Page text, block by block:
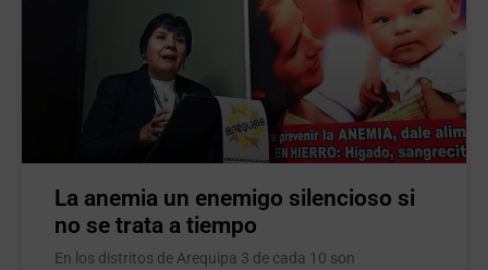
La anemia un enemigo silencioso si
no se trata a tiempo
En los distritos de Arequipa 3 de cada 10 son